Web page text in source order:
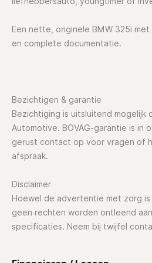
Een nette, originele BMW 325i
en complete documentatie.
Bezichtigen & garantie
Bezichtiging is uitsluitend mogelijk
Automotive. BOVAG-garantie is in
gerust contact op voor vragen of
afspraak.
Disclaimer
Hoewel de advertentie met zorg
geen rechten worden ontleend
specificaties. Neem bij twijfel